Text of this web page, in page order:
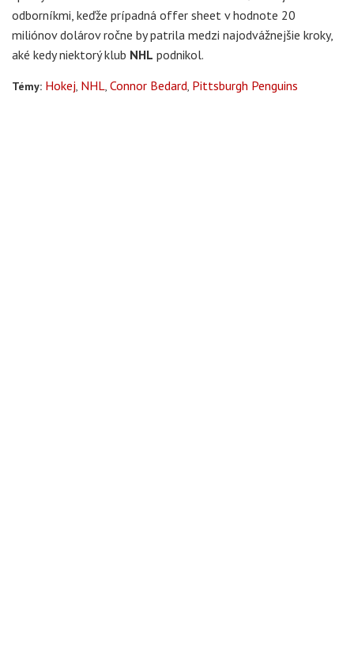
odborníkmi, keďže prípadná offer sheet v hodnote 20
miliónov dolárov ročne by patrila medzi najodvážnejšie kroky,
aké kedy niektorý klub NHL podnikol.
Témy: Hokej NHL Connor Bedard Pittsburgh Penguins